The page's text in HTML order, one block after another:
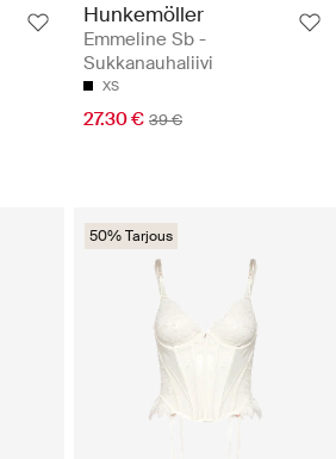
Hunkemöller
Emmeline Sb -
Sukkanauhaliivi
XS
27.30 € 39 €
50% Tarjous